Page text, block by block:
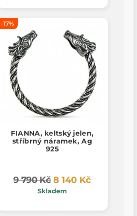
-17%
FIANNA, keltský jelen,
stříbrný náramek, Ag
925
9 790 Kč 8 140 Kč
Skladem